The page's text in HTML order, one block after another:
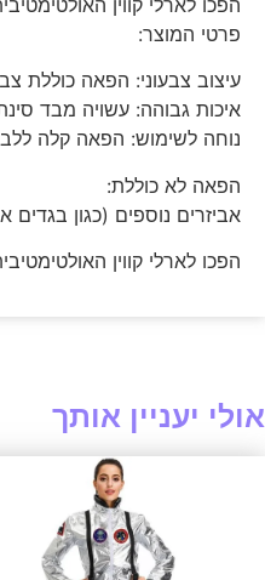
פרטי המוצר:
עיצוב צבעוני: הפאה כוללת
איכות גבוהה: עשויה מבד
נוחה לשימוש: הפאה קלה
הפאה לא כוללת:
אביזרים נוספים (כגון בגדים
הפכו לארלי קווין
אולי יעניין אותך